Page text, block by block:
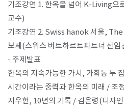
기조강연 1. 한옥을 넘어 K-Living으
교수)
기조강연 2. Swiss hanok서울,
보셰 (스위스 버트하르트파트너 선임
- 주제발표
한옥의 지속가능한 가치 , 가회동 두 집
시간이라는 중력과 한옥의 미래 /조
지우헌, 10년의 기록 / 김은령(디자